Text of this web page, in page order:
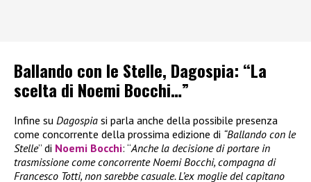
Ballando con le Stelle, Dagospia: “La
scelta di Noemi Bocchi…”
Infine su Dagospia si parla anche della possibile presenza
come concorrente della prossima edizione di “Ballando con le
Stelle” di Noemi Bocchi: “Anche la decisione di portare in
trasmissione come concorrente Noemi Bocchi, compagna di
Francesco Totti, non sarebbe casuale. L’ex moglie del capitano